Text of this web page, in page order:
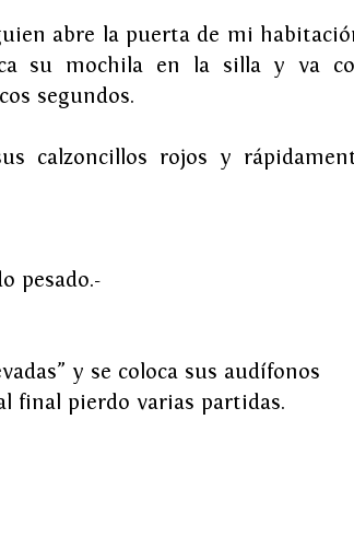
abre la puerta de mi
su mochila en la silla y va
segundos.
calzoncillos rojos y
pesado.-
y se coloca sus audífonos
final pierdo varias partidas.